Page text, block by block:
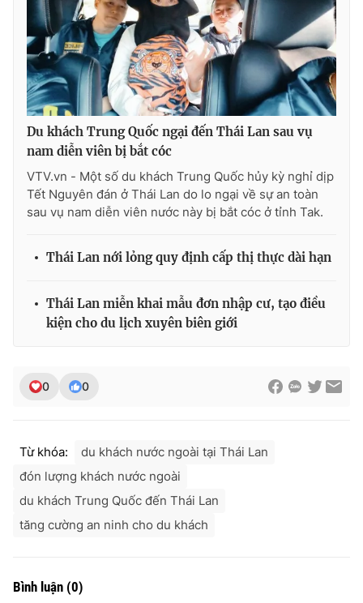
Ðiện thoại Thời báo VTV:
024.66 897 897
Email:toasoan@vtv.vn
Liên hệ quảng cáo:024-7300.7108
thuận bằng văn bản. Ghi rõ nguồn VTV.vn khi phát hành lại
thông tin từ website này.
Du khách Trung Quốc ngại đến Thái Lan sau vụ
nam diễn viên bị bắt cóc
VTV.vn - Một số du khách Trung Quốc hủy kỳ nghỉ dịp
Tết Nguyên đán ở Thái Lan do lo ngại về sự an toàn
sau vụ nam diễn viên nước này bị bắt cóc ở tỉnh Tak.
Thái Lan nới lỏng quy định cấp thị thực dài hạn
Thái Lan miễn khai mẫu đơn nhập cư, tạo điều
kiện cho du lịch xuyên biên giới
0 0
Từ khóa:
du khách nước ngoài tại Thái Lan
đón lượng khách nước ngoài
du khách Trung Quốc đến Thái Lan
tăng cường an ninh cho du khách
Bình luận (0)